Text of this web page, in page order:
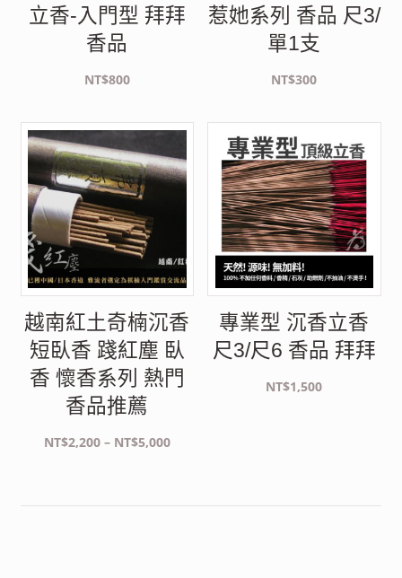
立香-入門型 拜拜
香品
NT$800
惹她系列 香品 尺3/
單1支
NT$300
越南紅土奇楠沉香
短臥香 踐紅塵 臥
香 懷香系列 熱門
香品推薦
NT$2,200 – NT$5,000價
專業型 沉香立香
尺3/尺6 香品 拜拜
NT$1,500